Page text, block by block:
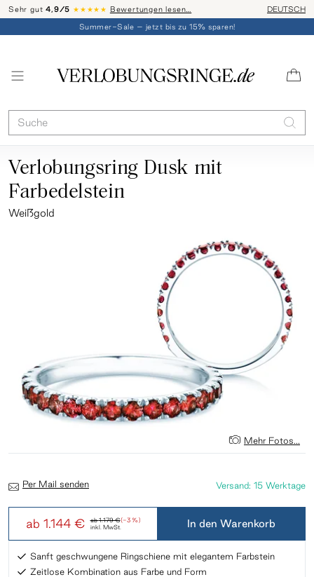
Sehr gut4,9/5 ★★★★★ Bewertungen lesen… Telefon-
DEUTSCH
Summer-Sale – jetzt bis zu 15% sparen!
Verlobungsring Dusk mit
Farbedelstein
Weißgold
Mehr Fotos...
ab1.179 €(-3 %)
ab 1.144 € inkl. MwSt.
Versand: 15 Werktage
Per Mail senden
In den Warenkorb
Sanft geschwungene Ringschiene mit elegantem Farbstein
Zeitlose Kombination aus Farbe und Form